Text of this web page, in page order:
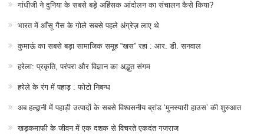
गांधीजी ने दुनिया के सबसे बड़े अहिंसक आंदोलन का संचालन कैसे किया?
भारत में आँसू गैस के गोले सबसे पहले अंग्रेज़ लाए थे
कुमाऊं का सबसे बड़ा सामाजिक समूह “खस” रहा : आर. डी. सनवाल
हरेला: प्रकृति, परंपरा और विज्ञान का अद्भुत संगम
हरेले के रंग में पहाड़ : फोटो निबन्ध
अब हल्द्वानी में पहाड़ी उत्पादों के सबसे विश्वसनीय ब्रांड ‘मुनस्यारी हाउस’ की शुरुआत
खड़कमाफी के जीवन में एक दशक से विचरते एकदंत गजराज